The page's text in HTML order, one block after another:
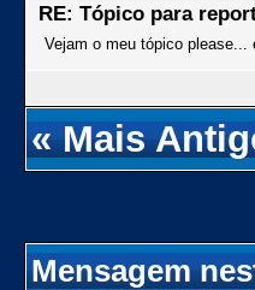
RE: Tópico para
Vejam o meu tópico please...
«Mais
Mensagem